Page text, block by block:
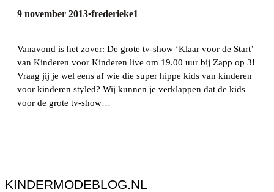
9 november 2013•frederieke1
Vanavond is het zover: De grote tv-show ‘Klaar voor de Start’
van Kinderen voor Kinderen live om 19.00 uur bij Zapp op 3!
Vraag jij je wel eens af wie die super hippe kids van kinderen
voor kinderen styled? Wij kunnen je verklappen dat de kids
voor de grote tv-show…
KINDERMODEBLOG.NL